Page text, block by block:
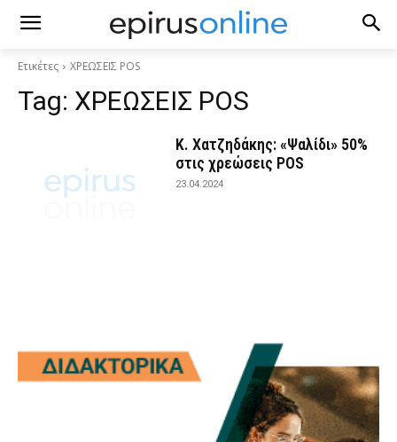
Ετικέτες ΧΡΕΩΣΕΙΣ POS
Tag: ΧΡΕΩΣΕΙΣ POS
Κ. Χατζηδάκης: «Ψαλίδι» 50%
στις χρεώσεις POS
23.04.2024